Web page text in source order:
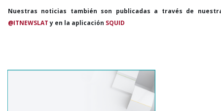
Nuestras noticias también son publicadas a través de
@ITNEWSLATy en la aplicación SQUID